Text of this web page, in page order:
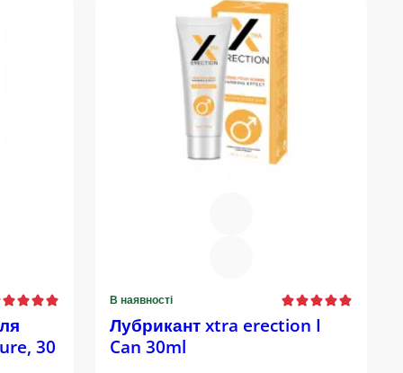
30
В наявності
Лубрикант xtra erection I
Can 30ml